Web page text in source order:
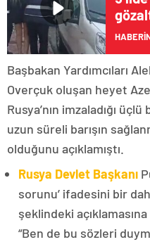
Başbakan Yardımcıları
Overçuk oluşan heyet
Rusya’nın imzaladığı
uzun süreli barışın
olduğunu açıklamıştı.
Rusya Devlet Başkanı
sorunu’ ifadesini bir
şeklindeki
“Ben de bu sözleri